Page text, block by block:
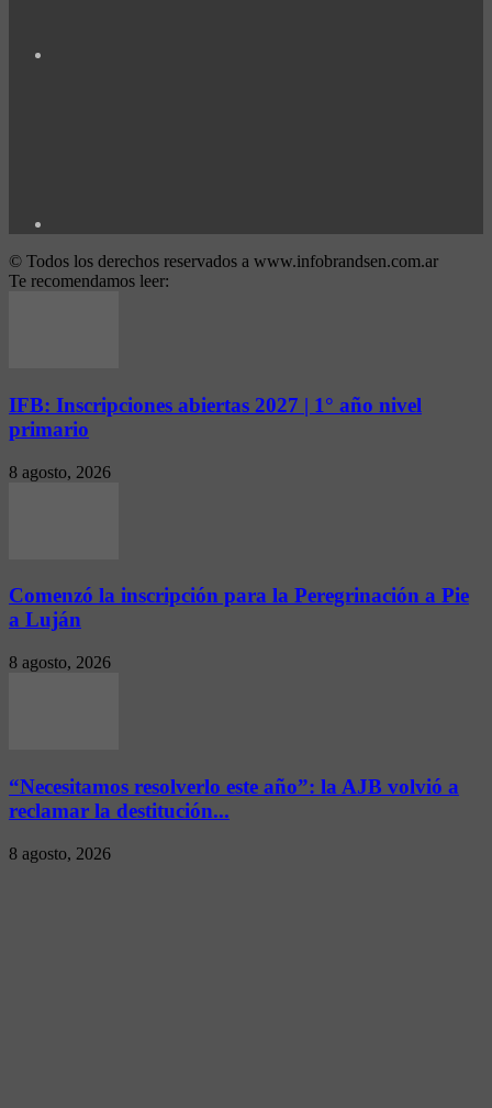
© Todos los derechos reservados a www.infobrandsen.com.ar
Te recomendamos leer:
IFB: Inscripciones abiertas 2027 | 1° año nivel
primario
8 agosto, 2026
Comenzó la inscripción para la Peregrinación a Pie
a Luján
8 agosto, 2026
“Necesitamos resolverlo este año”: la AJB volvió a
reclamar la destitución...
8 agosto, 2026